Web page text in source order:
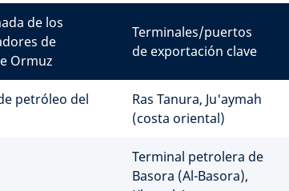
de los
de
Ormuz
Terminales/puertos
de exportación clave
petróleo del
Ras Tanura, Ju'aymah
(costa oriental)
Terminal petrolera de
Basora (Al-Basora),